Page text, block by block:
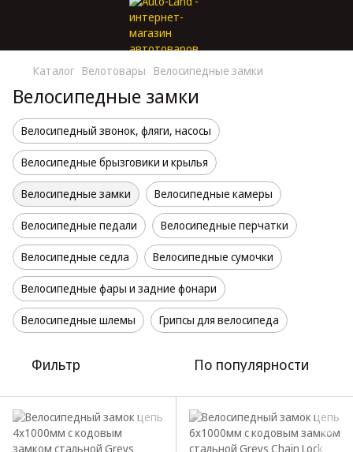
Каталог Велотовары Велосипедные замки
Велосипедные замки
Велосипедный звонок, фляги, насосы
Велосипедные брызговики и крылья
Велосипедные замки Велосипедные камеры
Велосипедные педали Велосипедные перчатки
Велосипедные седла Велосипедные сумочки
Велосипедные фары и задние фонари
Велосипедные шлемы Грипсы для велосипеда
Фильтр По популярности